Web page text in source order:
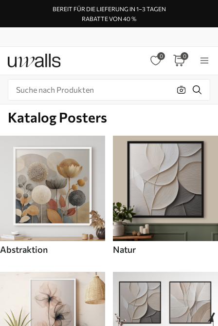
BEREIT FÜR DIE LIEFERUNG IN 1–3 TAGEN
RABATTE VON 40 %
0 0
Katalog Posters
Abstraktion Natur